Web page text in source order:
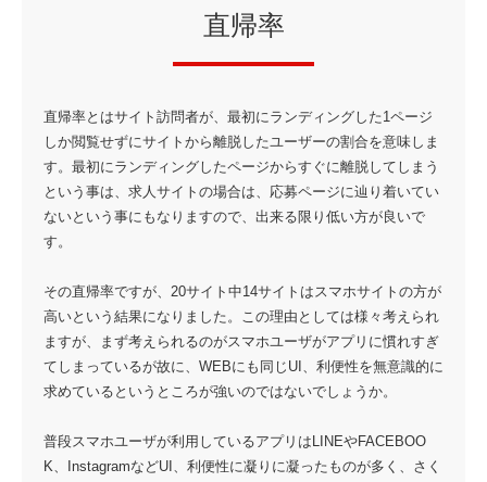
直帰率
直帰率とはサイト訪問者が、最初にランディングした1ページ
しか閲覧せずにサイトから離脱したユーザーの割合を意味しま
す。最初にランディングしたページからすぐに離脱してしまう
という事は、求人サイトの場合は、応募ページに辿り着いてい
ないという事にもなりますので、出来る限り低い方が良いで
す。
その直帰率ですが、20サイト中14サイトはスマホサイトの方が
高いという結果になりました。この理由としては様々考えられ
ますが、まず考えられるのがスマホユーザがアプリに慣れすぎ
てしまっているが故に、WEBにも同じUI、利便性を無意識的に
求めているというところが強いのではないでしょうか。
普段スマホユーザが利用しているアプリはLINEやFACEBOO
K、InstagramなどUI、利便性に凝りに凝ったものが多く、さく